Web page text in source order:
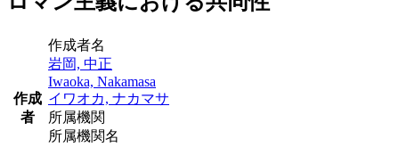
作成
者
作成者名
岩岡, 中正
Iwaoka, Nakamasa
イワオカ, ナカマサ
所属機関
所属機関名